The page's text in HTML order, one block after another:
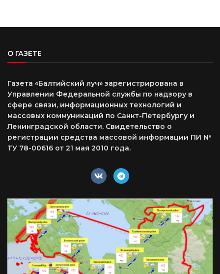
О ГАЗЕТЕ
Газета «Балтийский луч» зарегистрирована в
Управлении Федеральной службы по надзору в
сфере связи, информационных технологий и
массовых коммуникаций по Санкт-Петербургу и
Ленинградской области. Свидетельство о
регистрации средства массовой информации ПИ №
ТУ 78-00616 от 21 мая 2010 года.